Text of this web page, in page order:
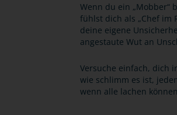
Wenn du ein „Mobber“
fühlst dich als „Chef im
deine eigene
angestaute Wut an
Versuche einfach, dich
wie schlimm es ist,
wenn alle lachen